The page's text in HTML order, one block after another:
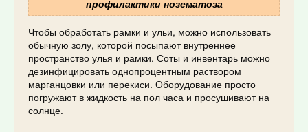
профилактики нозематоза
Чтобы обработать рамки и ульи, можно использовать
обычную золу, которой посыпают внутреннее
пространство улья и рамки. Соты и инвентарь можно
дезинфицировать однопроцентным раствором
марганцовки или перекиси. Оборудование просто
погружают в жидкость на пол часа и просушивают на
солнце.